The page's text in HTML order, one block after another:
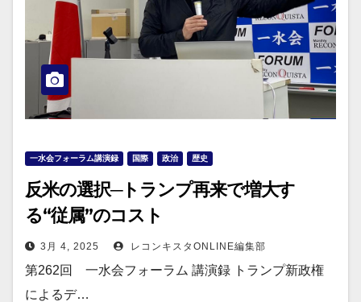
一水会フォーラム講演録 国際 政治 歴史
反米の選択─トランプ再来で増大す
る“従属”のコスト
3月 4, 2025 レコンキスタONLINE編集部
第262回 一水会フォーラム 講演録 トランプ新政権
によるデ…